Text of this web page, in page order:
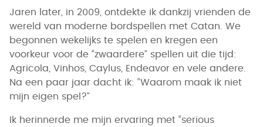
Jaren later, in 2009, ontdekte ik dankzij vrienden de
wereld van moderne bordspellen met Catan. We
begonnen wekelijks te spelen en kregen een
voorkeur voor de “zwaardere” spellen uit die tijd:
Agricola, Vinhos, Caylus, Endeavor en vele andere.
Na een paar jaar dacht ik: “Waarom maak ik niet
mijn eigen spel?”
Ik herinnerde me mijn ervaring met “serious